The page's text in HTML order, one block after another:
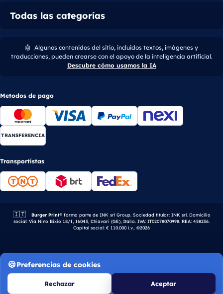
Todas las categorías
🤖 Algunos contenidos del sitio, incluidos textos, imágenes y
traducciones, pueden crearse con el apoyo de la inteligencia artificial.
Descubre cómo usamos la IA
Metodos de pago
TRANSFERENCIA
Transportistas
🇮🇹 Empresa italiana.
Burger Print®forma parte de INK srl Group. Sociedad titular: INK srl. Domicilio
social: Via Nino Bixio 18/1, 16043, Chiavari (GE), Italia. IVA: IT02078070998. REA: 458236.
Capital social: € 110.000 i.v.. ©2026
Preferencias de cookies
Rechazar Aceptar